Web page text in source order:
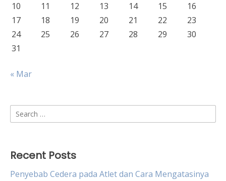
10
11 12 13 14 15
16
17
18 19 20 21 22
23
24
25 26 27 28 29
30
31
« Mar
Search
for:
Recent Posts
Penyebab Cedera pada Atlet dan Cara Mengatasinya